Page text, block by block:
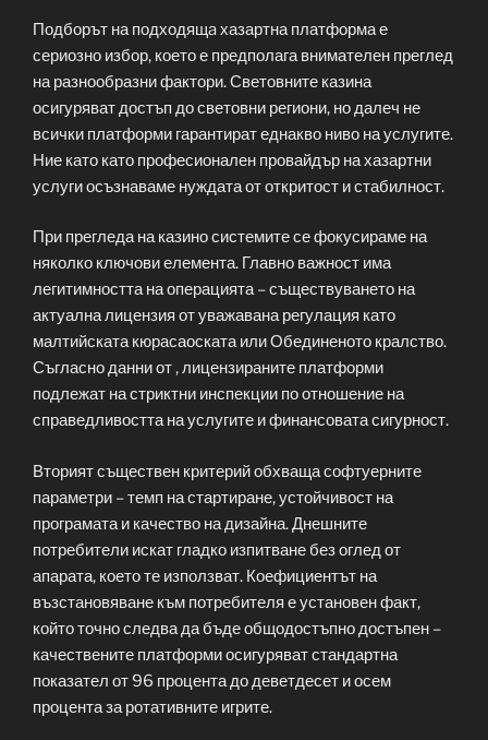
Подборът на подходящa хазартна платформа е
сериозно избор, което е предполага внимателен преглед
на разнообразни фактори. Световните казина
осигуряват достъп до световни региони, но далеч не
всички платформи гарантират еднакво ниво на услугите.
Ние като като професионален провайдър на хазартни
услуги осъзнаваме нуждата от откритост и стабилност.
При прегледа на казино системите се фокусираме на
няколко ключови елемента. Главно важност има
легитимността на операцията – съществуването на
актуална лицензия от уважавана регулация като
малтийската кюрасаоската или Обединеното кралство.
Съгласно данни от , лицензираните платформи
подлежат на стриктни инспекции по отношение на
справедливостта на услугите и финансовата сигурност.
Вторият съществен критерий обхваща софтуерните
параметри – темп на стартиране, устойчивост на
програмата и качество на дизайна. Днешните
потребители искат гладко изпитване без оглед от
апарата, което те използват. Коефициентът на
възстановяване към потребителя е установен факт,
който точно следва да бъде общодостъпно достъпен –
качествените платформи осигуряват стандартна
показател от 96 процента до деветдесет и осем
процента за ротативните игрите.